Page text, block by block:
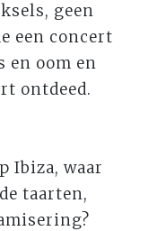
geen
een concert
en oom en
ontdeed.
Ibiza, waar
taarten,